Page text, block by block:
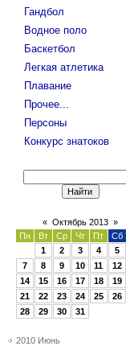
Гандбол
Водное поло
Баскетбол
Легкая атлетика
Плавание
Прочее...
Персоны
Конкурс знатоков
« Октябрь 2013 »
Пн
Вт Ср Чт Пт Сб
1
2 3 4 5
7
8 9 10 11 12
14
15 16 17 18 19
21
22 23 24 25 26
28
29 30 31
2010 Июнь